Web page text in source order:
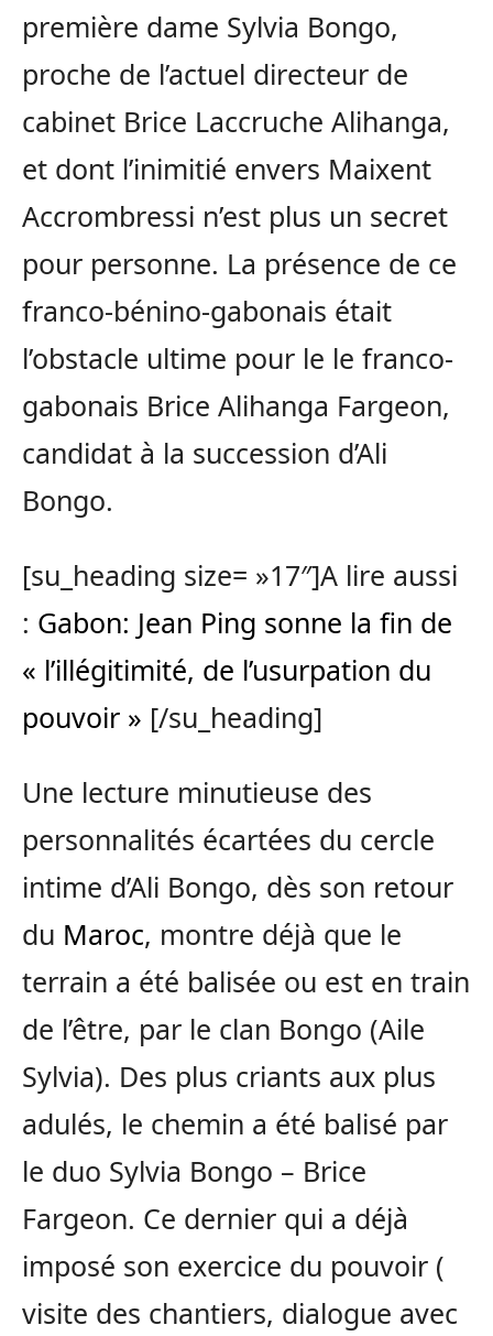
première dame Sylvia Bongo,
proche de l’actuel directeur de
cabinet Brice Laccruche Alihanga,
et dont l’inimitié envers Maixent
Accrombressi n’est plus un secret
pour personne. La présence de ce
franco-bénino-gabonais était
l’obstacle ultime pour le le franco-
gabonais Brice Alihanga Fargeon,
candidat à la succession d’Ali
Bongo.
[su_heading size= »17″]A lire aussi
: Gabon: Jean Ping sonne la fin de
« l’illégitimité, de l’usurpation du
pouvoir » [/su_heading]
Une lecture minutieuse des
personnalités écartées du cercle
intime d’Ali Bongo, dès son retour
du Maroc, montre déjà que le
terrain a été balisée ou est en train
de l’être, par le clan Bongo (Aile
Sylvia). Des plus criants aux plus
adulés, le chemin a été balisé par
le duo Sylvia Bongo – Brice
Fargeon. Ce dernier qui a déjà
imposé son exercice du pouvoir (
visite des chantiers, dialogue avec